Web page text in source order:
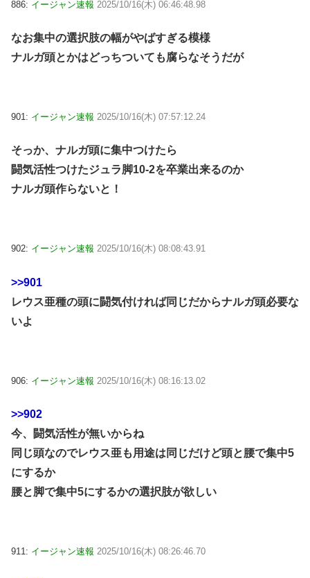
886: イージャン速報 2025/10/16(木) 06:46:48.98
なお集中の選択肢の幅がやばすぎる模様
ナルガ頭とかはどっちついても腐らなそうだが
901: イージャン速報 2025/10/16(木) 07:57:12.24
そっか、ナルガ頭に集中つけたら
闘気活性つけたジュラ脚10-2を卒業出来るのか
ナルガ頭作らないと！
902: イージャン速報 2025/10/16(木) 08:08:43.91
>>901
レウス亜種の頭に闘気付ければ同じだからナルガ頭必要な
いよ
906: イージャン速報 2025/10/16(木) 08:16:13.02
>>902
今、闘気活性が無いからね
同じ頭なのでレウス亜も用途は同じだけど頭と腰で集中5
にするか
腰と脚で集中5にするかの選択肢が欲しい
911: イージャン速報 2025/10/16(木) 08:26:46.70